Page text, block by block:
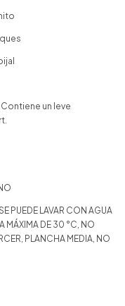
un leve
PUEDE LAVAR CON AGUA
MÁXIMA DE 30 °C, NO
PLANCHA MEDIA, NO